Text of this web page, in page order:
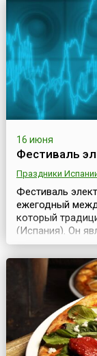
16 июня
Фестиваль
Праздники
Фестиваль
ежегодный
который
(Испания). Он
планете
знаменитым
ежегодно с
который
заканчивается